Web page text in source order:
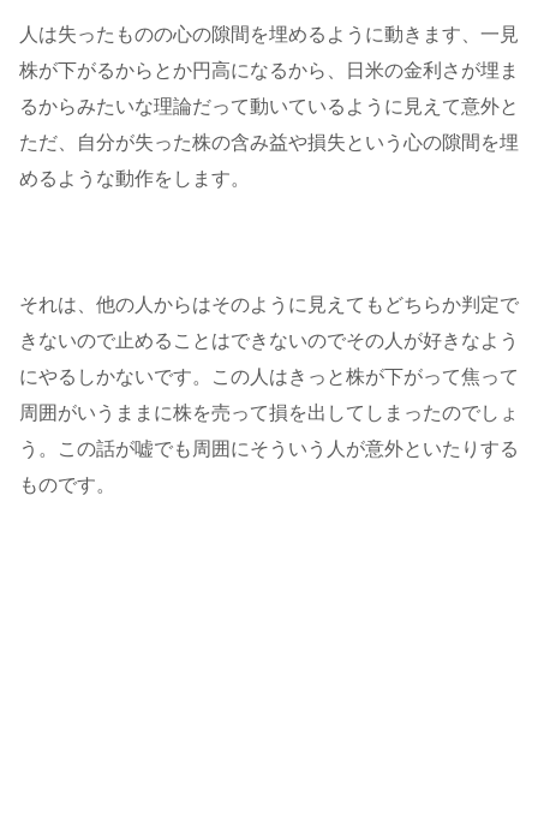
人は失ったものの心の隙間を埋めるように動きます、一見
株が下がるからとか円高になるから、日米の金利さが埋ま
るからみたいな理論だって動いているように見えて意外と
ただ、自分が失った株の含み益や損失という心の隙間を埋
めるような動作をします。
それは、他の人からはそのように見えてもどちらか判定で
きないので止めることはできないのでその人が好きなよう
にやるしかないです。この人はきっと株が下がって焦って
周囲がいうままに株を売って損を出してしまったのでしょ
う。この話が嘘でも周囲にそういう人が意外といたりする
ものです。